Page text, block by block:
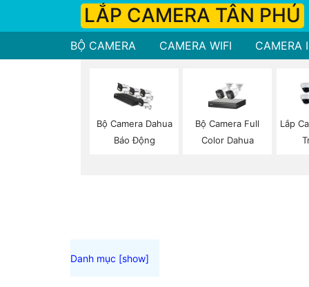
LẮP CAMERA TÂN PHÚ
BỘ CAMERA CAMERA WIFI CAMERA
Bộ Camera Dahua
Báo Động
Bộ Camera Full
Color Dahua
Lắp